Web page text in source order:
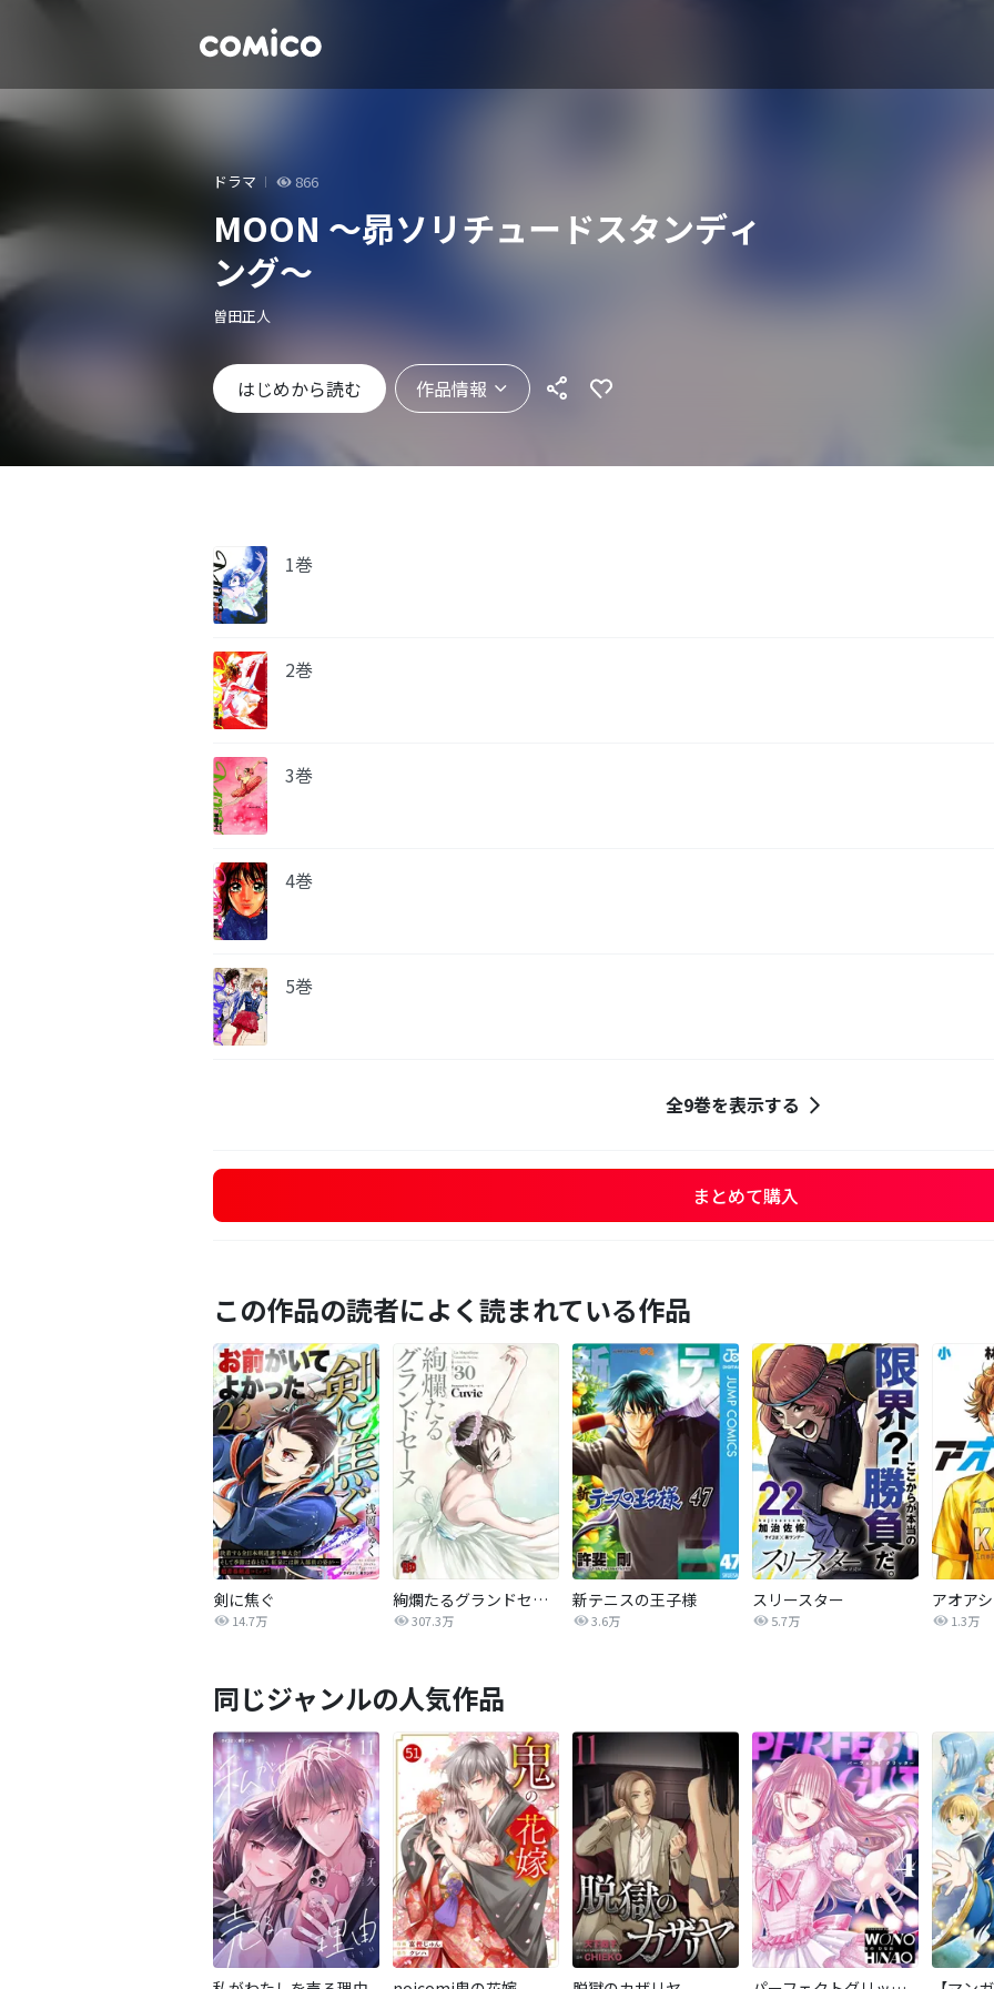
ドラマ 866
MOON ～昴ソリチュードスタンディ
ング～
曽田正人
はじめから読む 作品情報
1巻
2巻
3巻
4巻
5巻
全9巻を表示する
まとめて購入
この作品の読者によく読まれている作品
剣に焦ぐ
14.7万
絢爛たるグランドセーヌ
307.3万
新テニスの王子様
3.6万
スリースター
5.7万
アオアシ
1.3万
同じジャンルの人気作品